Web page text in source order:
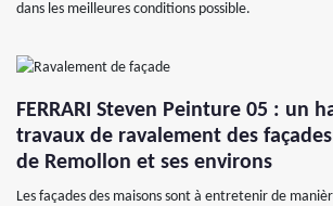
dans les meilleures conditions possible.
FERRARI Steven Peinture 05 : un
travaux de ravalement des
de Remollon et ses environs
Les façades des maisons sont à entretenir de